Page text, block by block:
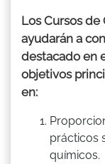
Los Cursos
ayudarán a
destacado en
objetivos
en:
prácticos
químicos.